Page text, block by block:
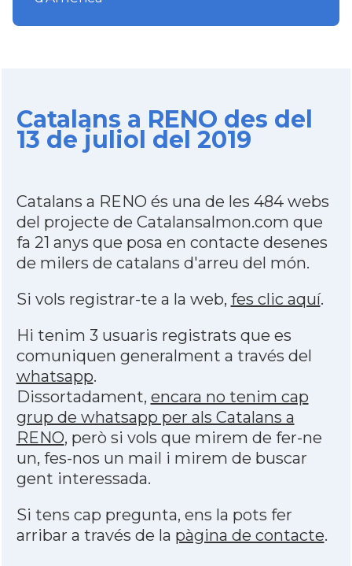
Catalans a RENO des del
13 de juliol del 2019
Catalans a RENO és una de les 484 webs
del projecte de Catalansalmon.com que
fa 21 anys que posa en contacte desenes
de milers de catalans d'arreu del món.
Si vols registrar-te a la web, fes clic aquí.
Hi tenim 3 usuaris registrats que es
comuniquen generalment a través del
whatsapp.
Dissortadament, encara no tenim cap
grup de whatsapp per als Catalans a
RENO, però si vols que mirem de fer-ne
un, fes-nos un mail i mirem de buscar
gent interessada.
Si tens cap pregunta, ens la pots fer
arribar a través de la pàgina de contacte.